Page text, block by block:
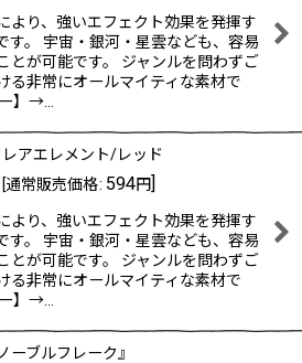
より、強いエフェクト効果を発揮す
す。 宇宙・銀河・星雲なども、容易
とが可能です。 ジャンルを問わずご
る非常にオールマイティな素材で
】→…
アエレメント/レッド
[通常販売価格: 594円]
より、強いエフェクト効果を発揮す
す。 宇宙・銀河・星雲なども、容易
とが可能です。 ジャンルを問わずご
る非常にオールマイティな素材で
】→…
ーブルフレーク』